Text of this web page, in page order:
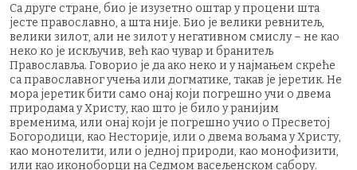
Са друге стране, био је изузетно оштар у процени шта
јесте православно, а шта није. Био је велики ревнитељ,
велики зилот, али не зилот у негативном смислу – не као
неко ко је искључив, већ као чувар и бранитељ
Православља. Говорио је да ако неко и у најмањем скреће
са православног учења или догматике, такав је јеретик. Не
мора јеретик бити само онај који погрешно учи о двема
природама у Христу, као што је било у ранијим
временима, или онај који је погрешно учио о Пресветој
Богородици, као Несторије, или о двема вољама у Христу,
као монотелити, или о једној природи, као монофизити,
или као иконоборци на Седмом васељенском сабору.